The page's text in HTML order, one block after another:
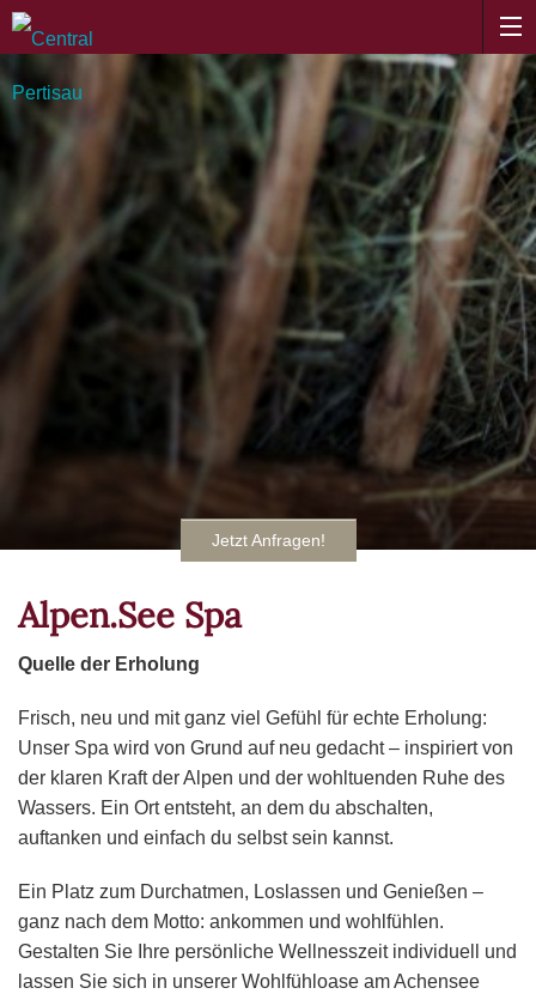
Jetzt Anfragen!
Alpen.See Spa
Quelle der Erholung
Frisch, neu und mit ganz viel Gefühl für echte Erholung:
Unser Spa wird von Grund auf neu gedacht – inspiriert von
der klaren Kraft der Alpen und der wohltuenden Ruhe des
Wassers. Ein Ort entsteht, an dem du abschalten,
auftanken und einfach du selbst sein kannst.
Ein Platz zum Durchatmen, Loslassen und Genießen –
ganz nach dem Motto: ankommen und wohlfühlen.
Gestalten Sie Ihre persönliche Wellnesszeit individuell und
lassen Sie sich in unserer Wohlfühloase am Achensee